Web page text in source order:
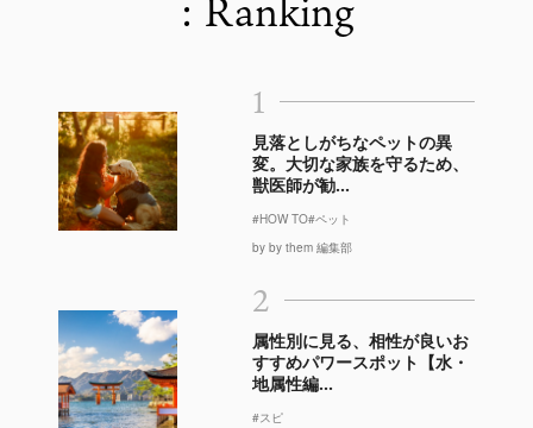
1
見落としがちなペットの異
変。大切な家族を守るため、
獣医師が勧...
#HOW TO#ペット
by by them 編集部
2
属性別に見る、相性が良いお
すすめパワースポット【水・
地属性編...
#スピ